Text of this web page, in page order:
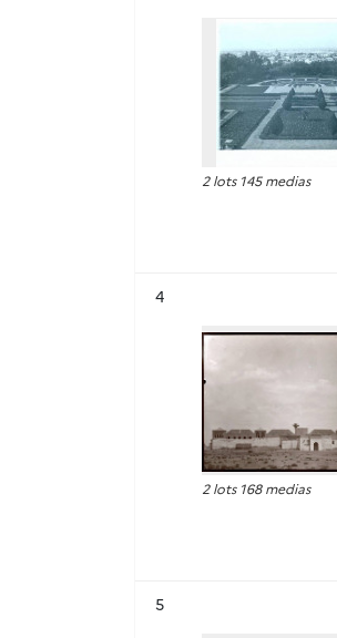
2 lots 145 medias
4
2 lots 168 medias
5